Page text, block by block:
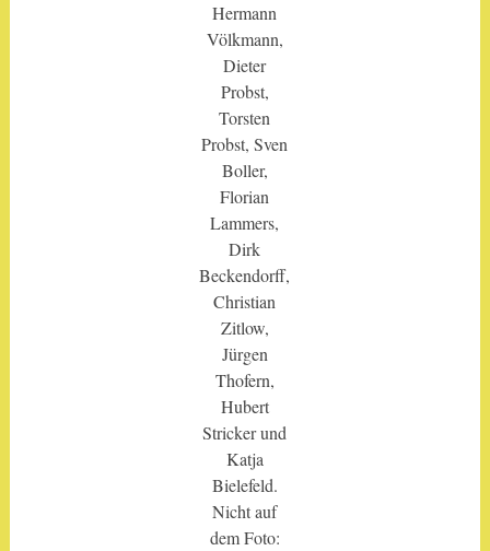
Hermann
Völkmann,
Dieter
Probst,
Torsten
Probst, Sven
Boller,
Florian
Lammers,
Dirk
Beckendorff,
Christian
Zitlow,
Jürgen
Thofern,
Hubert
Stricker und
Katja
Bielefeld.
Nicht auf
dem Foto: